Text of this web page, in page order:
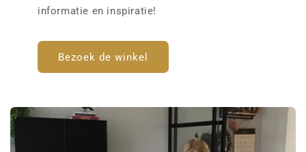
informatie en inspiratie!
Bezoek de winkel